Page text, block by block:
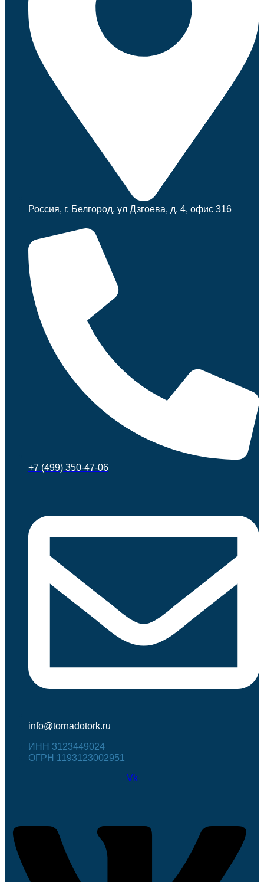
Россия, г. Белгород, ул Дзгоева, д. 4, офис 316
+7 (499) 350-47-06
info@tornadotork.ru
ИНН 3123449024
ОГРН 1193123002951
Vk